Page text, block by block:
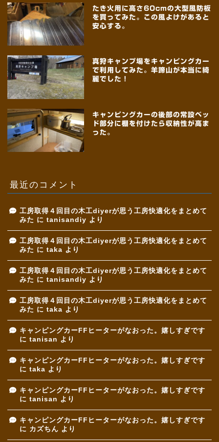
たき火用に高さ60cmの大型風防板
を買ってみた。この風よけがあると
安心する。
真狩キャンプ場をキャンピングカー
で利用してみた。羊蹄山が本当に綺
麗でした！
キャンピングカーの後部の常設ベッ
ド部分に棚を付けたら収納性が高ま
った。
最近のコメント
工房取得４回目の木工diyerが思う工房快適化をまとめて
みた に tanisandiy より
工房取得４回目の木工diyerが思う工房快適化をまとめて
みた に taka より
工房取得４回目の木工diyerが思う工房快適化をまとめて
みた に tanisandiy より
工房取得４回目の木工diyerが思う工房快適化をまとめて
みた に taka より
キャンピングカーFFヒーターがなおった。嬉しすぎです
に tanisan より
キャンピングカーFFヒーターがなおった。嬉しすぎです
に taka より
キャンピングカーFFヒーターがなおった。嬉しすぎです
に tanisan より
キャンピングカーFFヒーターがなおった。嬉しすぎです
に カズちん より